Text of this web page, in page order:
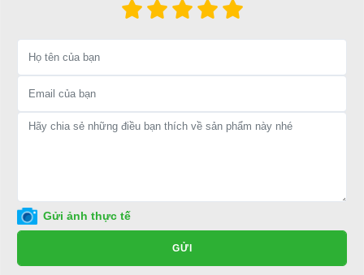
Với đa dạng các kiểu dáng đẹp và thuận tiên để sử dụng cho chở hàng hóa
vận chuyển một cách dễ dàng.
bán chạy nhất hiện nay của công ty chúng tôi.
Xe điện chở hàng S2.AHY6
Motor 6.3 KW
Gửi ảnh thực tế
GỬI